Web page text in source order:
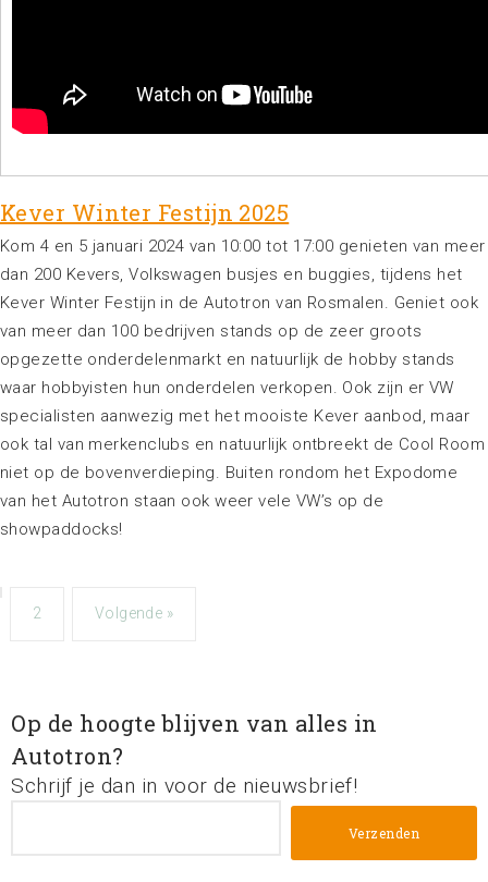
Kever Winter Festijn 2025
Kom 4 en 5 januari 2024 van 10:00 tot 17:00 genieten van meer
dan 200 Kevers, Volkswagen busjes en buggies, tijdens het
Kever Winter Festijn in de Autotron van Rosmalen. Geniet ook
van meer dan 100 bedrijven stands op de zeer groots
opgezette onderdelenmarkt en natuurlijk de hobby stands
waar hobbyisten hun onderdelen verkopen. Ook zijn er VW
specialisten aanwezig met het mooiste Kever aanbod, maar
ook tal van merkenclubs en natuurlijk ontbreekt de Cool Room
niet op de bovenverdieping. Buiten rondom het Expodome
van het Autotron staan ook weer vele VW’s op de
showpaddocks!
2 Volgende »
Op de hoogte blijven van alles in
Autotron?
Schrijf je dan in voor de nieuwsbrief!